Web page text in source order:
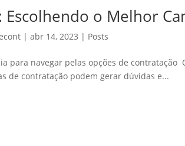
Escolhendo o Melhor
|abr 14, 2023 | Posts
para navegar pelas opções de
de contratação podem gerar dúvidas e...